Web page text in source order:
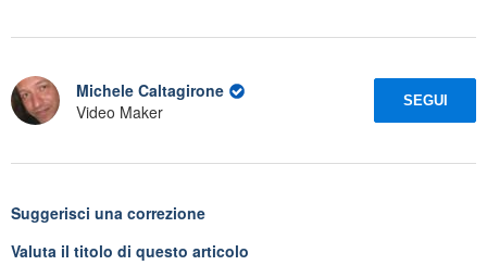
Michele Caltagirone
Video Maker
SEGUI
Suggerisci una correzione
Valuta il titolo di questo articolo